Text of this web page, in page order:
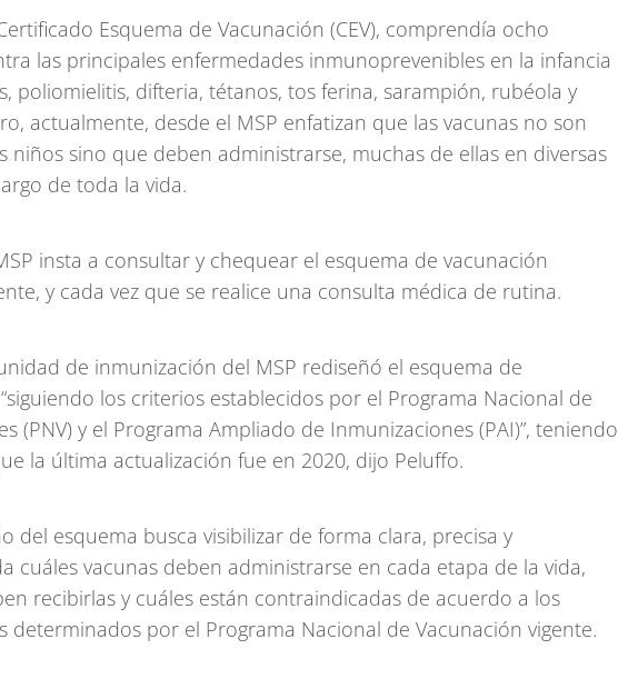
Esquema de Vacunación (CEV), comprendía ocho
las principales enfermedades inmunoprevenibles en la infancia
poliomielitis, difteria, tétanos, tos ferina, sarampión, rubéola y
actualmente, desde el MSP enfatizan que las vacunas no son
niños sino que deben administrarse, muchas de ellas en diversas
de toda la vida.
insta a consultar y chequear el esquema de vacunación
y cada vez que se realice una consulta médica de rutina.
de inmunización del MSP rediseñó el esquema de
los criterios establecidos por el Programa Nacional de
(PNV) y el Programa Ampliado de Inmunizaciones (PAI)”, teniendo
la última actualización fue en 2020, dijo Peluffo.
del esquema busca visibilizar de forma clara, precisa y
cuáles vacunas deben administrarse en cada etapa de la vida,
recibirlas y cuáles están contraindicadas de acuerdo a los
determinados por el Programa Nacional de Vacunación vigente.